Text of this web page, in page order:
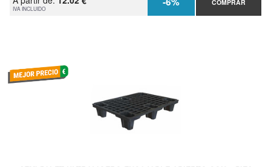
IVA INCLUIDO
COMPRAR